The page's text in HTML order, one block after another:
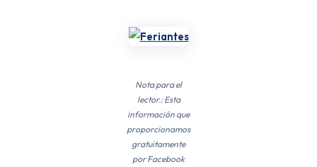
Nota para el
lector.: Esta
información que
proporcionamos
gratuitamente
por Facebook